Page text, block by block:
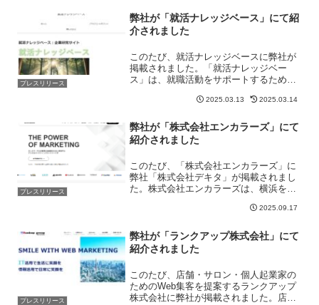
プレスリリース
弊社が「就活ナレッジベース」にて紹
介されました
このたび、就活ナレッジベースに弊社が
掲載されました。「就活ナレッジベー
ス」は、就職活動をサポートするための
報や財務状況、事業内容の分析記事を多
報や経営方針を理解しやすい...
2025.03.13 2025.03.14
プレスリリース
弊社が「株式会社エンカラーズ」にて
紹介されました
このたび、「株式会社エンカラーズ」に
弊社「株式会社デキタ」が掲載されまし
た。株式会社エンカラーズは、横浜を拠
ニーです。AIコンサルティングをはじめ
運用、SNS運用代...
2025.09.17
プレスリリース
弊社が「ランクアップ株式会社」にて
紹介されました
このたび、店舗・サロン・個人起業家の
ためのWeb集客を提案するランクアップ
株式会社に弊社が掲載されました。店